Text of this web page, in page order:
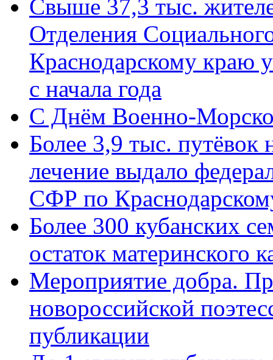
Свыше 37,3 тыс.
Отделения
Краснодарскому краю
с начала года
C Днём Военно-
Более 3,9 тыс. путёвок
лечение выдало
СФР по
Более 300 кубанских
остаток материнского
Мероприятие добра.
новороссийской
публикации